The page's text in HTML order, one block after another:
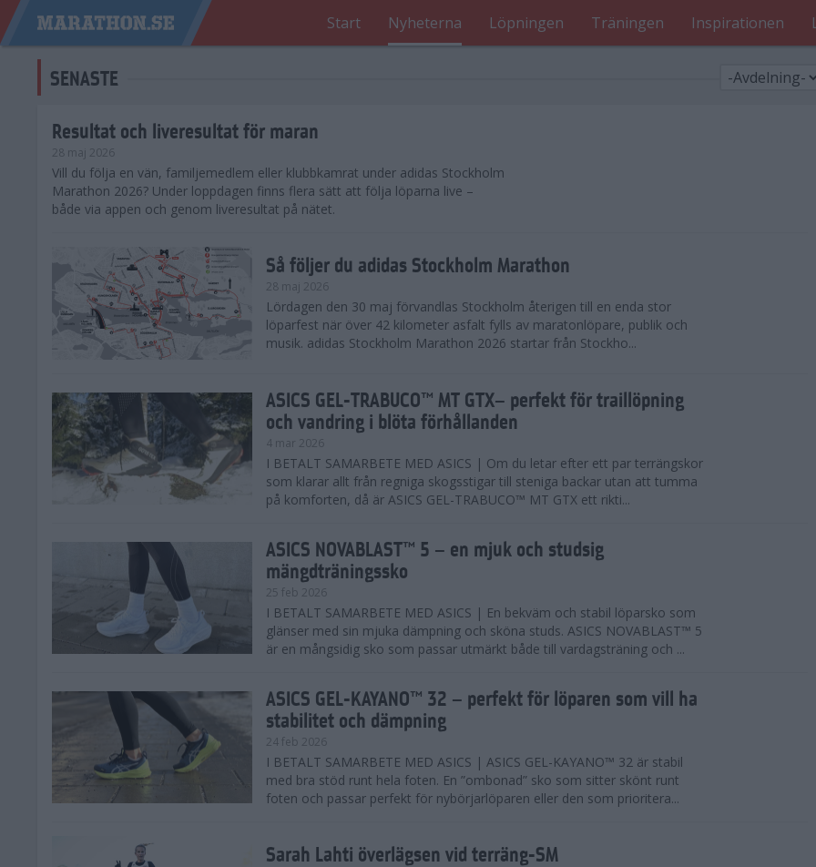
Start Nyheterna Löpningen Träningen Inspirationen
SENASTE
Resultat och liveresultat för maran
28 maj 2026
​Vill du följa en vän, familjemedlem eller klubbkamrat under adidas Stockholm
Marathon 2026? Under loppdagen finns flera sätt att följa löparna live –
både via appen och genom liveresultat på nätet.
Så följer du adidas Stockholm Marathon
28 maj 2026
Lördagen den 30 maj förvandlas Stockholm återigen till en enda stor
löparfest när över 42 kilometer asfalt fylls av maratonlöpare, publik och
musik. adidas Stockholm Marathon 2026 startar från Stockho...
ASICS GEL-TRABUCO™ MT GTX– perfekt för traillöpning
och vandring i blöta förhållanden
4 mar 2026
I BETALT SAMARBETE MED ASICS | Om du letar efter ett par terrängskor
som klarar allt från regniga skogsstigar till steniga backar utan att tumma
på komforten, då är ASICS GEL-TRABUCO™ MT GTX ett rikti...
ASICS NOVABLAST™ 5 – en mjuk och studsig
mängdträningssko
25 feb 2026
I BETALT SAMARBETE MED ASICS | En bekväm och stabil löparsko som
glänser med sin mjuka dämpning och sköna studs. ASICS NOVABLAST™ 5
är en mångsidig sko som passar utmärkt både till vardagsträning och ...
ASICS GEL-KAYANO™ 32 – perfekt för löparen som vill ha
stabilitet och dämpning
24 feb 2026
I BETALT SAMARBETE MED ASICS | ASICS GEL-KAYANO™ 32 är stabil
med bra stöd runt hela foten. En ”ombonad” sko som sitter skönt runt
foten och passar perfekt för nybörjarlöparen eller den som prioritera...
Sarah Lahti överlägsen vid terräng-SM